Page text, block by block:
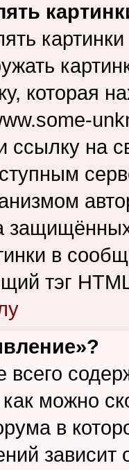
которая
ссылку на
в
тэг
всего
можно
в
зависит